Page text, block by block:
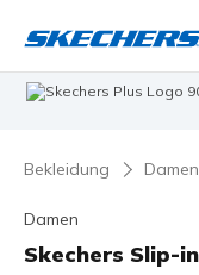
Bekleidung Damen
Damen
Skechers Slip-